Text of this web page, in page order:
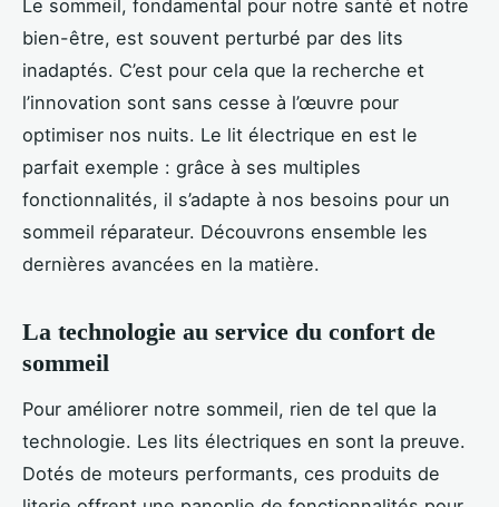
Le sommeil, fondamental pour notre santé et notre
bien-être, est souvent perturbé par des lits
inadaptés. C’est pour cela que la recherche et
l’innovation sont sans cesse à l’œuvre pour
optimiser nos nuits. Le lit électrique en est le
parfait exemple : grâce à ses multiples
fonctionnalités, il s’adapte à nos besoins pour un
sommeil réparateur. Découvrons ensemble les
dernières avancées en la matière.
La technologie au service du confort de
sommeil
Pour améliorer notre sommeil, rien de tel que la
technologie. Les lits électriques en sont la preuve.
Dotés de moteurs performants, ces produits de